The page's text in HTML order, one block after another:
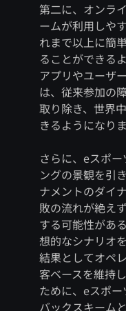
第二に、オンラ
ームが利用しや
れまで以上に簡
ることができる
アプリやユーザ
は、従来参加の
取り除き、世界
きるようになり
さらに、eスポ
ングの景観を引
ナメントのダイ
敗の流れが絶え
する可能性があ
想的なシナリオ
結果としてオペ
客ベースを維持
ために、eスポ
バックスキーム